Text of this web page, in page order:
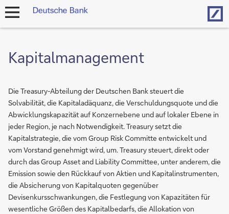
Navigation
Kapitalmanagement
Die Treasury-Abteilung der Deutschen Bank steuert die
Solvabilität, die Kapitaladäquanz, die Verschuldungsquote und die
Abwicklungskapazität auf Konzernebene und auf lokaler Ebene in
jeder Region, je nach Notwendigkeit. Treasury setzt die
Kapitalstrategie, die vom Group Risk Committe entwickelt und
vom Vorstand genehmigt wird, um. Treasury steuert, direkt oder
durch das Group Asset and Liability Committee, unter anderem, die
Emission sowie den Rückkauf von Aktien und Kapitalinstrumenten,
die Absicherung von Kapitalquoten gegenüber
Devisenkursschwankungen, die Festlegung von Kapazitäten für
wesentliche Größen des Kapitalbedarfs, die Allokation von